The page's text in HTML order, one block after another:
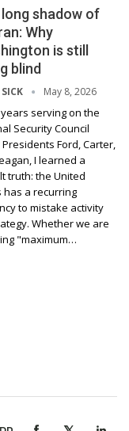
shadow of
Why
is still
blind
May 8, 2026
serving on the
Security Council
Ford, Carter,
I learned a
truth: the United
has a recurring
to mistake activity
Whether we are
"maximum…